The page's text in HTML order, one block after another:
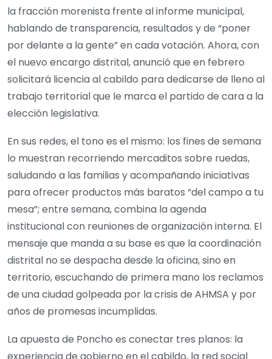
la fracción morenista frente al informe municipal,
hablando de transparencia, resultados y de “poner
por delante a la gente” en cada votación. Ahora, con
el nuevo encargo distrital, anunció que en febrero
solicitará licencia al cabildo para dedicarse de lleno al
trabajo territorial que le marca el partido de cara a la
elección legislativa.
En sus redes, el tono es el mismo: los fines de semana
lo muestran recorriendo mercaditos sobre ruedas,
saludando a las familias y acompañando iniciativas
para ofrecer productos más baratos “del campo a tu
mesa”; entre semana, combina la agenda
institucional con reuniones de organización interna. El
mensaje que manda a su base es que la coordinación
distrital no se despacha desde la oficina, sino en
territorio, escuchando de primera mano los reclamos
de una ciudad golpeada por la crisis de AHMSA y por
años de promesas incumplidas.
La apuesta de Poncho es conectar tres planos: la
experiencia de gobierno en el cabildo, la red social